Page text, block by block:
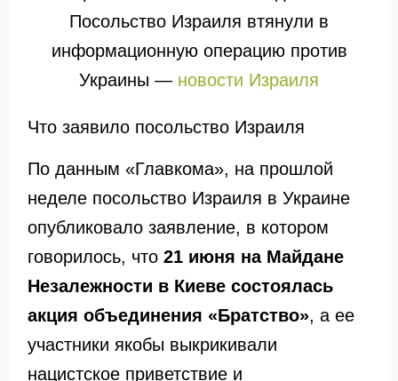
Посольство Израиля втянули в
информационную операцию против
Украины — новости Израиля
Что заявило посольство Израиля
По данным «Главкома», на прошлой
неделе посольство Израиля в Украине
опубликовало заявление, в котором
говорилось, что 21 июня на Майдане
Незалежности в Киеве состоялась
акция объединения «Братство», а ее
участники якобы выкрикивали
нацистское приветствие и